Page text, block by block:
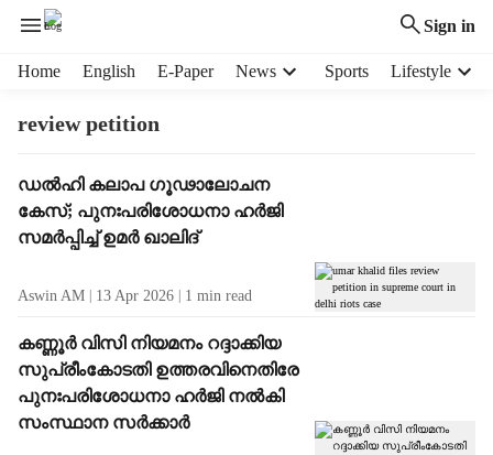
Sign in
Home English E-Paper News Sports Lifestyle
review petition
T
a
g
s
l
t
s
ഡൽഹി കലാപ ഗൂഢാലോചന
കേസ്; പുനഃപരിശോധനാ ഹർജി
സമർപ്പിച്ച് ഉമർ ഖാലിദ്
Aswin AM 13 Apr 2026 1 min read
കണ്ണൂർ വിസി നിയമനം റദ്ദാക്കിയ
സുപ്രീംകോടതി ഉത്തരവിനെതിരേ
പുനഃപരിശോധനാ ഹർജി നൽകി
സംസ്ഥാന സർക്കാർ